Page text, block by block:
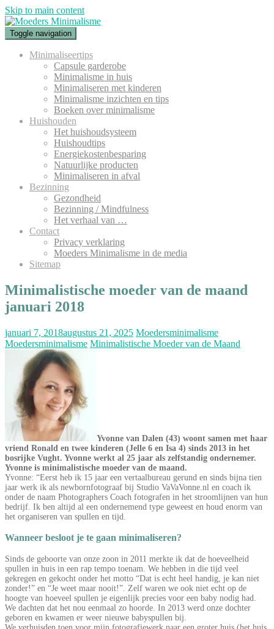
Skip to main content
Toggle navigation
Minimaliseertips
Capsule garderobe
Minimalisme in huis
Minimaliseren met kinderen
Minimalisme inzichten en tips
Boeken over minimalisme
Huishouden
Het huishoudsysteem
Huishoudtips
Energiekostenbesparing
Natuurlijke producten
Minimaliseren in afval
Bezinning
Gezondheid
Bezinning / Mindfulness
Het verhaal van …
Contact
Privacy verklaring
Moeders Minimalisme in de media
Sitemap
Minimalistische moeder van de maand
januari 2018
januari 7, 2018augustus 21, 2025 Moedersminimalisme
Moedersminimalisme Minimalistische Moeder van de Maand
Yvonne van Dalen (43) woont samen met haar
vriend Ronald en twee kinderen (Jelle 6 en Isa 4) sinds 2013 in het
bosrijke Vught. Yvonne werkt al 25 jaar als zelfstandig ondernemer.
Yvonne is minimalistische moeder van de maand.
Yvonne: “Eerst heb ik 15 jaar een vertaalbureau gerund en sinds bijna tien
jaar werk ik als newbornfotograaf bij Studio VaVaVonne.nl en coach ik
onder de naam Photographers Coach fotografen in het stroomlijnen van hun
bedrijf. Ik ben altijd al een ondernemend type geweest en houd enorm van
het organiseren van spullen en tijd.
Wanneer besloot je te gaan minimaliseren?
Sinds de geboorte van onze zoon in 2011 merkte ik dat de hoeveelheid
spullen in huis in een rap tempo toenam. We hebben in die tijd veel
gekregen en gekocht onder het motto “Dat is echt heel handig, je kan niet
zonder!” en “Je weet maar nooit!”. Zelf waren we ook niet echt op de
hoogte van hoeveel spullen je eigenlijk precies voor een baby nodig had.
We dachten dat het nou eenmaal zo hoorde. In 2013 werd onze dochter
geboren en kwamen er weer nieuwe babyspullen bij.